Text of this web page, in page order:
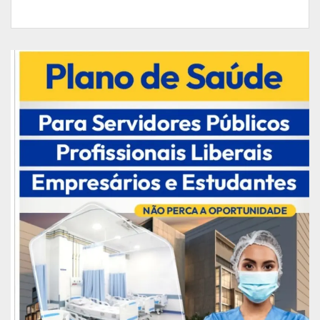
O dia 19 de março, Dia do Artesão e de São José,
será marcado pela inauguração do Espaço do
Selo Amapá. O local é destinado à exposição e
comercialização de produtos genuinamente
amapaense e com característica turística. A
inauguração está prevista para às 18h. Logo em
seguida, às 19h, acontece a inauguração da
exposição “Mestre Trokkal”, com obras do
artesão cedidas por familiares do mestre.
Às 20h, haverá o corte do bolo de uma réplica da
Casa do Artesão para celebrar a data.